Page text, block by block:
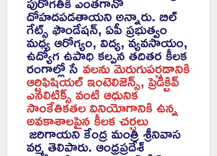
దోహదపడతాయని అన్నారు. బిల్
గేట్స్ ఫౌండేషన్, ఏపీ ప్రభుత్వం
మధ్య ఆరోగ్యం, విద్య, వ్యవసాయం,
ఉద్యోగ ఉపాధి కల్పన తదితర కీలక
రంగాల్లో సేవలను మెరుగుపర్చడానికి
ఆర్టిఫిషియల్ ఇంటెలిజెన్స్, ప్రెడిక్టివ్
ఎనలిటిక్స్ వంటి ఆధునిక
సాంకేతికతల వినియోగానికి ఉన్న
అవకాశాలపైన కీలక చర్చలు
జరిగాయని కేంద్ర మంత్రి శ్రీనివాస
వర్మ తెలిపారు. ఆంధ్రప్రదేశ్